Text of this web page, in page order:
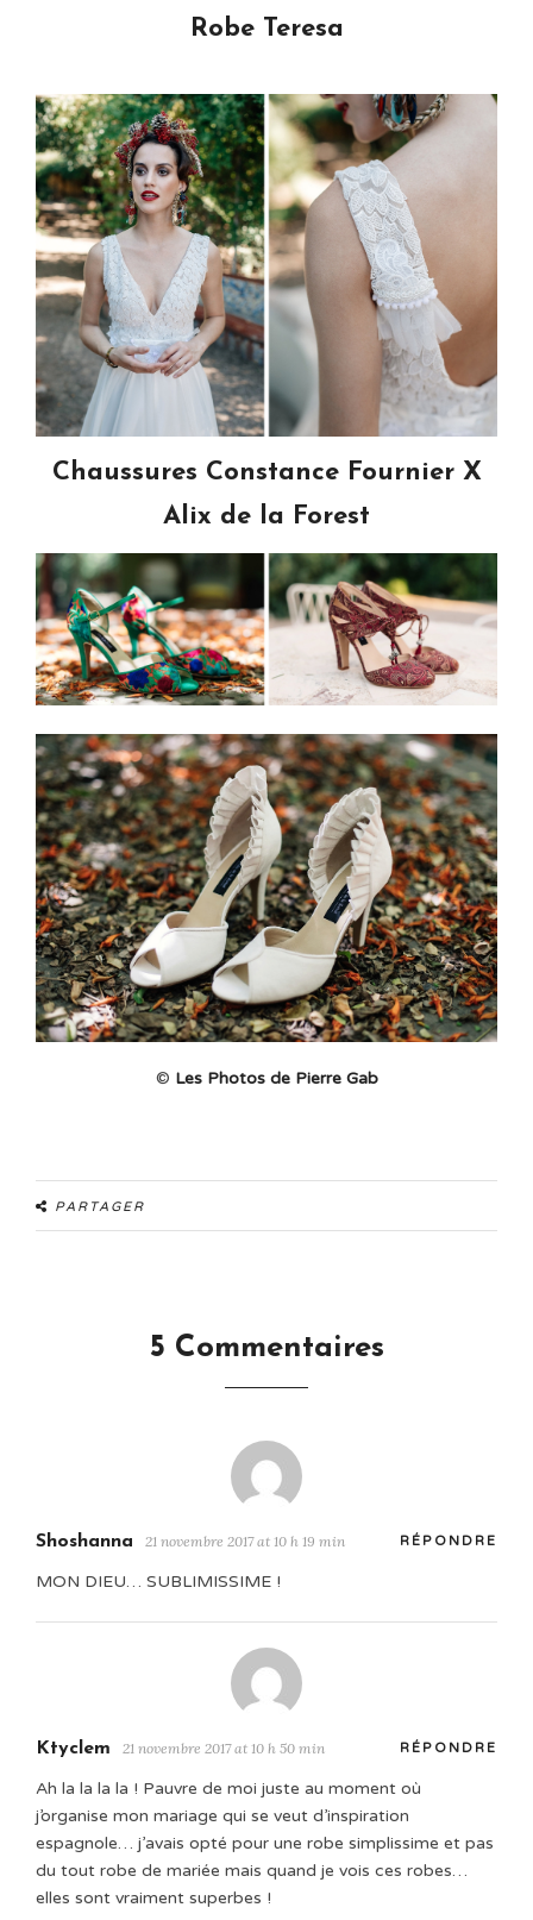
Robe Teresa
Chaussures Constance Fournier X
Alix de la Forest
© Les Photos de Pierre Gab
PARTAGER
5 Commentaires
Shoshanna 21 novembre 2017 at 10 h 19 min RÉPONDRE
MON DIEU… SUBLIMISSIME !
Ktyclem 21 novembre 2017 at 10 h 50 min RÉPONDRE
Ah la la la la ! Pauvre de moi juste au moment où
j’organise mon mariage qui se veut d’inspiration
espagnole… j’avais opté pour une robe simplissime et pas
du tout robe de mariée mais quand je vois ces robes…
elles sont vraiment superbes !